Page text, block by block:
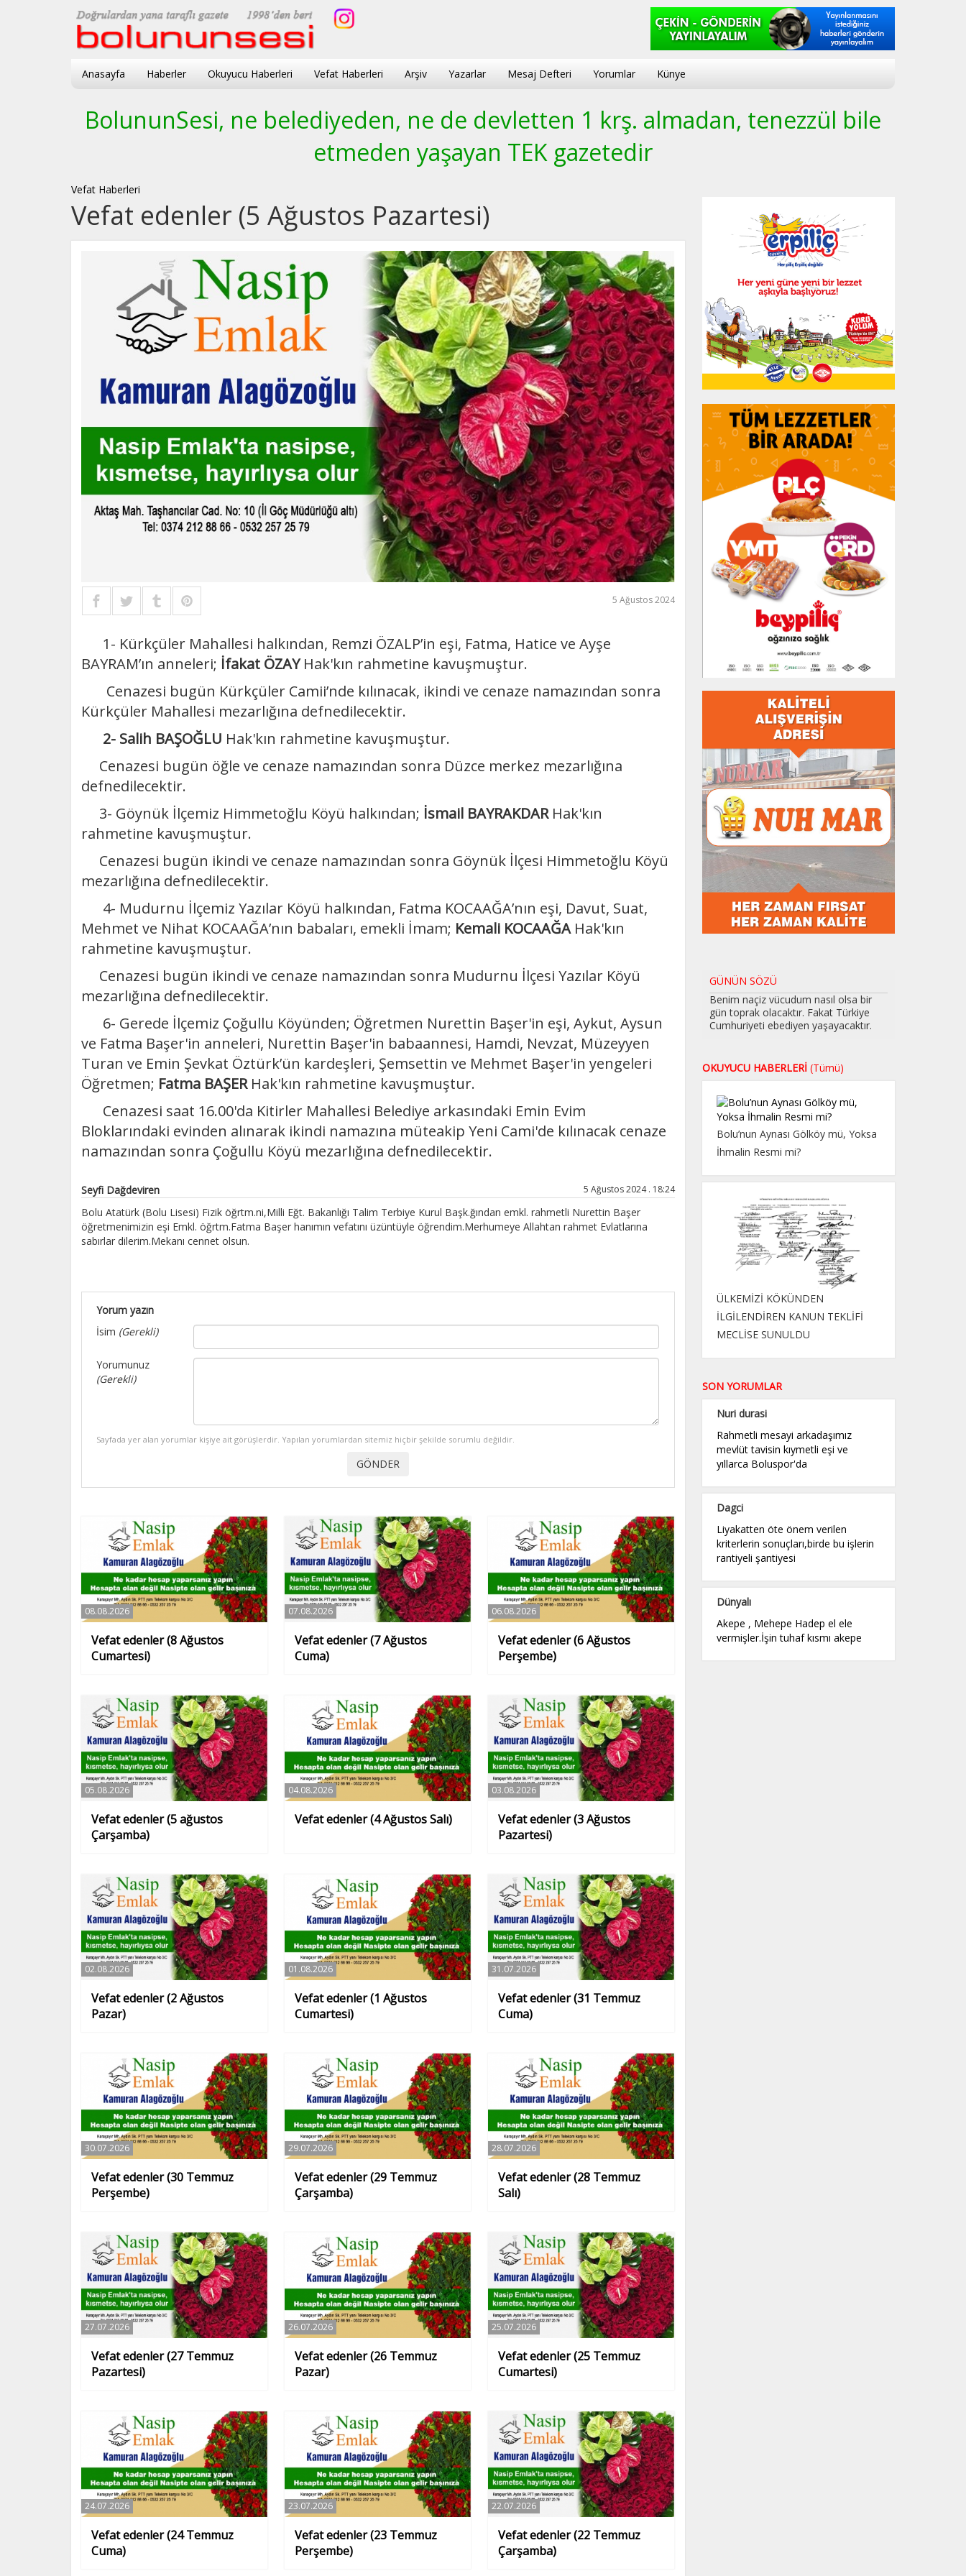
Anasayfa Haberler Okuyucu Haberleri Vefat Haberleri Arşiv Yazarlar Mesaj Defteri Yorumlar Künye
BolununSesi, ne belediyeden, ne de devletten 1 krş. almadan, tenezzül bile
etmeden yaşayan TEK gazetedir
Vefat Haberleri
Vefat edenler (5 Ağustos Pazartesi)
5 Ağustos 2024
1- Kürkçüler Mahallesi halkından, Remzi ÖZALP’in eşi, Fatma, Hatice ve Ayşe
BAYRAM’ın anneleri; İfakat ÖZAYHak'kın rahmetine kavuşmuştur.
Cenazesi bugün Kürkçüler Camii’nde kılınacak, ikindi ve cenaze namazından sonra
Kürkçüler Mahallesi mezarlığına defnedilecektir.
2- Salih BAŞOĞLU Hak'kın rahmetine kavuşmuştur.
Cenazesi bugün öğle ve cenaze namazından sonra Düzce merkez mezarlığına
defnedilecektir.
3- Göynük İlçemiz Himmetoğlu Köyü halkından; İsmail BAYRAKDAR Hak'kın
rahmetine kavuşmuştur.
Cenazesi bugün ikindi ve cenaze namazından sonra Göynük İlçesi Himmetoğlu Köyü
mezarlığına defnedilecektir.
4- Mudurnu İlçemiz Yazılar Köyü halkından, Fatma KOCAAĞA’nın eşi, Davut, Suat,
Mehmet ve Nihat KOCAAĞA’nın babaları, emekli İmam; Kemali KOCAAĞA Hak'kın
rahmetine kavuşmuştur.
Cenazesi bugün ikindi ve cenaze namazından sonra Mudurnu İlçesi Yazılar Köyü
mezarlığına defnedilecektir.
6- Gerede İlçemiz Çoğullu Köyünden; Öğretmen Nurettin Başer'in eşi, Aykut, Aysun
ve Fatma Başer'in anneleri, Nurettin Başer'in babaannesi, Hamdi, Nevzat, Müzeyyen
Turan ve Emin Şevkat Öztürk’ün kardeşleri, Şemsettin ve Mehmet Başer'in yengeleri
Öğretmen; Fatma BAŞER Hak'kın rahmetine kavuşmuştur.
Cenazesi saat 16.00'da Kitirler Mahallesi Belediye arkasındaki Emin Evim
Bloklarındaki evinden alınarak ikindi namazına müteakip Yeni Cami'de kılınacak cenaze
namazından sonra Çoğullu Köyü mezarlığına defnedilecektir.
Seyfi Dağdeviren 5 Ağustos 2024 . 18:24
Bolu Atatürk (Bolu Lisesi) Fizik öğrtm.ni,Milli Eğt. Bakanlığı Talim Terbiye Kurul Başk.ğından emkl. rahmetli Nurettin Başer
öğretmenimizin eşi Emkl. öğrtm.Fatma Başer hanımın vefatını üzüntüyle öğrendim.Merhumeye Allahtan rahmet Evlatlarına
sabırlar dilerim.Mekanı cennet olsun.
Yorum yazın
İsim (Gerekli)
Yorumunuz
(Gerekli)
Sayfada yer alan yorumlar kişiye ait görüşlerdir. Yapılan yorumlardan sitemiz hiçbir şekilde sorumlu değildir.
08.08.2026
Vefat edenler (8 Ağustos
Cumartesi)
07.08.2026
Vefat edenler (7 Ağustos
Cuma)
06.08.2026
Vefat edenler (6 Ağustos
Perşembe)
05.08.2026
Vefat edenler (5 ağustos
Çarşamba)
04.08.2026
Vefat edenler (4 Ağustos Salı)
03.08.2026
Vefat edenler (3 Ağustos
Pazartesi)
02.08.2026
Vefat edenler (2 Ağustos
Pazar)
01.08.2026
Vefat edenler (1 Ağustos
Cumartesi)
31.07.2026
Vefat edenler (31 Temmuz
Cuma)
30.07.2026
Vefat edenler (30 Temmuz
Perşembe)
29.07.2026
Vefat edenler (29 Temmuz
Çarşamba)
28.07.2026
Vefat edenler (28 Temmuz
Salı)
27.07.2026
Vefat edenler (27 Temmuz
Pazartesi)
26.07.2026
Vefat edenler (26 Temmuz
Pazar)
25.07.2026
Vefat edenler (25 Temmuz
Cumartesi)
24.07.2026
Vefat edenler (24 Temmuz
Cuma)
23.07.2026
Vefat edenler (23 Temmuz
Perşembe)
22.07.2026
Vefat edenler (22 Temmuz
Çarşamba)
GÜNÜN SÖZÜ
Benim naçiz vücudum nasıl olsa bir
gün toprak olacaktır. Fakat Türkiye
Cumhuriyeti ebediyen yaşayacaktır.
OKUYUCU HABERLERİ (Tümü)
Bolu’nun Aynası Gölköy mü, Yoksa
İhmalin Resmi mi?
ÜLKEMİZİ KÖKÜNDEN
İLGİLENDİREN KANUN TEKLİFİ
MECLİSE SUNULDU
SON YORUMLAR
Nuri durasi
Rahmetli mesayi arkadaşımız
mevlüt tavisin kıymetli eşi ve
yıllarca Boluspor'da
Dagci
Liyakatten öte önem verilen
kriterlerin sonuçları,birde bu işlerin
rantiyeli şantiyesi
Dünyalı
Akepe , Mehepe Hadep el ele
vermişler.İşin tuhaf kısmı akepe